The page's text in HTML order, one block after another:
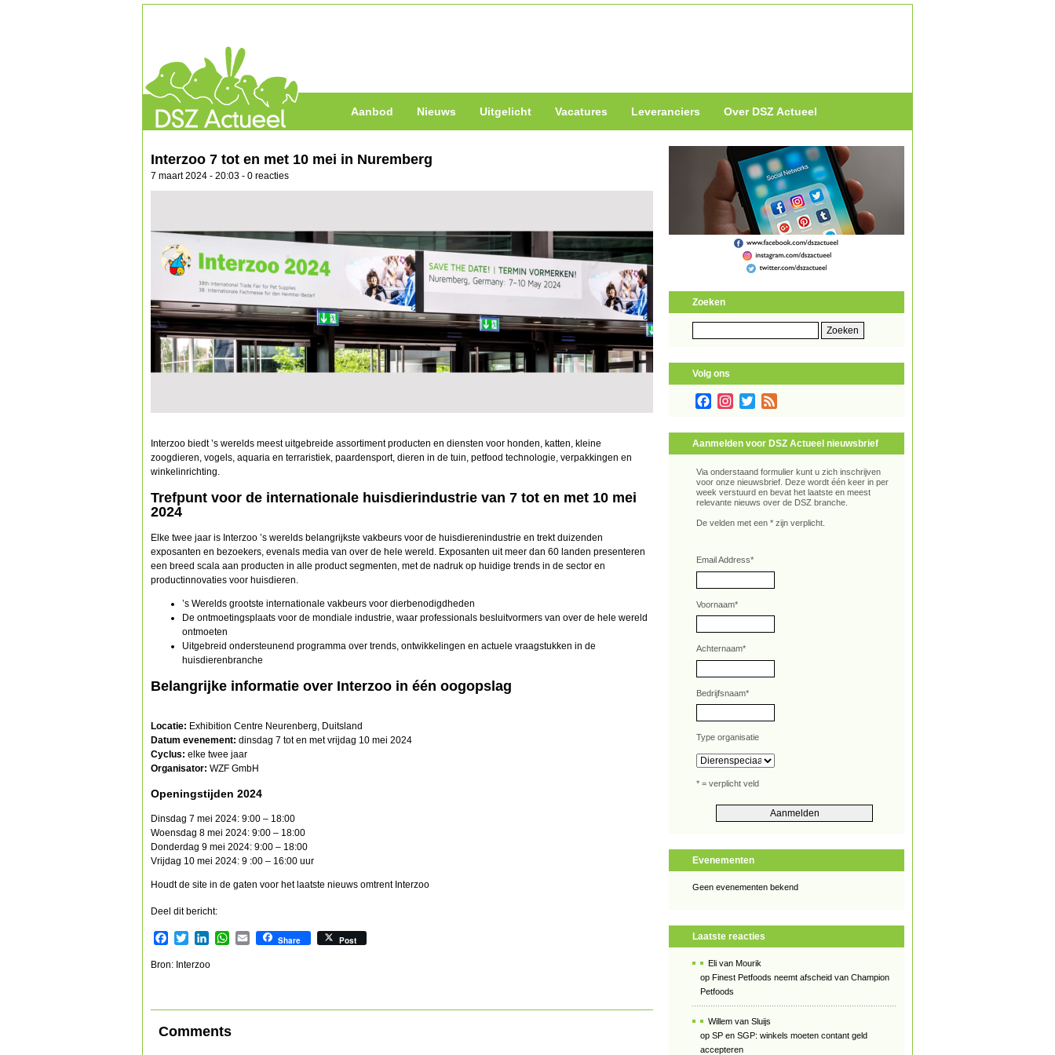
Aanbod Nieuws Uitgelicht Vacatures Leveranciers Over DSZ Actueel
Interzoo 7 tot en met 10 mei in Nuremberg
7 maart 2024 - 20:03 - 0 reacties
Interzoo biedt ’s werelds meest uitgebreide assortiment producten en diensten voor honden, katten, kleine
zoogdieren, vogels, aquaria en terraristiek, paardensport, dieren in de tuin, petfood technologie, verpakkingen en
winkelinrichting.
Trefpunt voor de internationale huisdierindustrie van 7 tot en met 10 mei
2024
Elke twee jaar is Interzoo ’s werelds belangrijkste vakbeurs voor de huisdierenindustrie en trekt duizenden
exposanten en bezoekers, evenals media van over de hele wereld. Exposanten uit meer dan 60 landen presenteren
een breed scala aan producten in alle product segmenten, met de nadruk op huidige trends in de sector en
productinnovaties voor huisdieren.
’s Werelds grootste internationale vakbeurs voor dierbenodigdheden
De ontmoetingsplaats voor de mondiale industrie, waar professionals besluitvormers van over de hele wereld
ontmoeten
Uitgebreid ondersteunend programma over trends, ontwikkelingen en actuele vraagstukken in de
huisdierenbranche
Belangrijke informatie over Interzoo in één oogopslag
Locatie: Exhibition Centre Neurenberg, Duitsland
Datum evenement: dinsdag 7 tot en met vrijdag 10 mei 2024
Cyclus: elke twee jaar
Organisator: WZF GmbH
Openingstijden 2024
Dinsdag 7 mei 2024: 9:00 – 18:00
Woensdag 8 mei 2024: 9:00 – 18:00
Donderdag 9 mei 2024: 9:00 – 18:00
Vrijdag 10 mei 2024: 9 :00 – 16:00 uur
Houdt de site in de gaten voor het laatste nieuws omtrent Interzoo
Deel dit bericht:
Facebook
TwitterLinkedInWhatsApp
EmailShare Post
Bron: Interzoo
Comments
Zoeken
naar:
Volg ons
FacebookInstagram
Twitter
Aanmelden voor DSZ Actueel nieuwsbrief
Via onderstaand formulier kunt u zich inschrijven
voor onze nieuwsbrief. Deze wordt één keer in per
week verstuurd en bevat het laatste en meest
relevante nieuws over de DSZ branche.
De velden met een * zijn verplicht.
Email Address*
Voornaam*
Achternaam*
Bedrijfsnaam*
Type organisatie
* = verplicht veld
Evenementen
Geen evenementen bekend
Laatste reacties
Eli van Mourik
op Finest Petfoods neemt afscheid van Champion
Petfoods
Willem van Sluijs
op SP en SGP: winkels moeten contant geld
accepteren